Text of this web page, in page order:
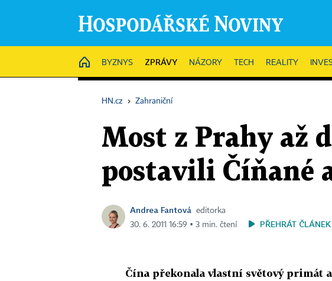
HOME
BYZNYS ZPRÁVY NÁZORY TECH REALITY
HN.cz › Zahraniční
Most z Prahy až
postavili Číňané
Andrea Fantová
editorka
30. 6. 2011 16:59 ▪ 3 min. čtení
PŘEHRÁT ČLÁNEK
Čína překonala vlastní světový primát